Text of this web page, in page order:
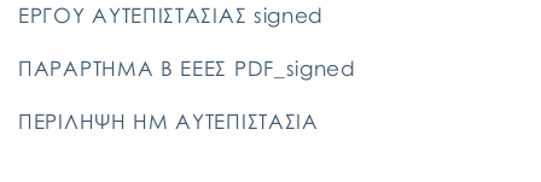
ΕΡΓΟΥ ΑΥΤΕΠΙΣΤΑΣΙΑΣ signed
ΠΑΡΑΡΤΗΜΑ Β ΕΕΕΣ PDF_signed
ΠΕΡΙΛΗΨΗ ΗΜ ΑΥΤΕΠΙΣΤΑΣΙΑ